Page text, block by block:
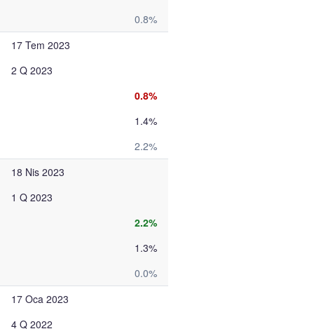
0.8%
17 Tem 2023
2 Q 2023
0.8%
1.4%
2.2%
18 Nis 2023
1 Q 2023
2.2%
1.3%
0.0%
17 Oca 2023
4 Q 2022